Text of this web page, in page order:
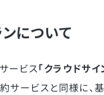
について
ービス「クラウドサ
サービスと同様に、